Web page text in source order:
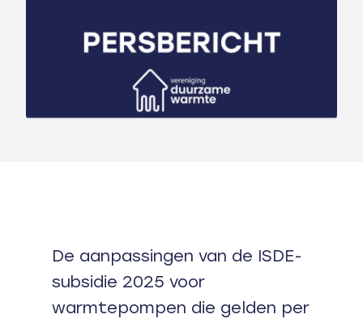
De aanpassingen van de ISDE-
subsidie 2025 voor
warmtepompen die gelden per